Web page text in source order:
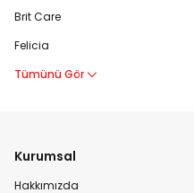
Brit Care
Felicia
Tümünü Gör
Kurumsal
Hakkımızda